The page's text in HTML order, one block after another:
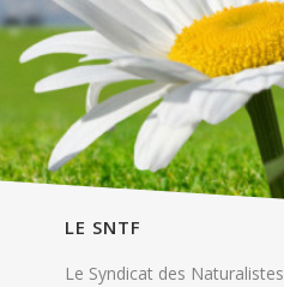
LE SNTF
Le Syndicat des Naturalistes